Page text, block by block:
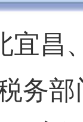
宜昌
务